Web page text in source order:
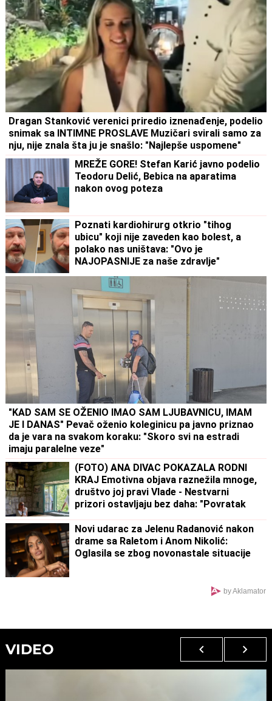
Dragan Stanković verenici priredio iznenađenje, podelio
snimak sa INTIMNE PROSLAVE Muzičari svirali samo za
nju, nije znala šta ju je snašlo: "Najlepše uspomene"
MREŽE GORE! Stefan Karić javno podelio
Teodoru Delić, Bebica na aparatima
nakon ovog poteza
Poznati kardiohirurg otkrio "tihog
ubicu" koji nije zaveden kao bolest, a
polako nas uništava: "Ovo je
NAJOPASNIJE za naše zdravlje"
"KAD SAM SE OŽENIO IMAO SAM LJUBAVNICU, IMAM
JE I DANAS" Pevač oženio koleginicu pa javno priznao
da je vara na svakom koraku: "Skoro svi na estradi
imaju paralelne veze"
(FOTO) ANA DIVAC POKAZALA RODNI
KRAJ Emotivna objava raznežila mnoge,
društvo joj pravi Vlade - Nestvarni
prizori ostavljaju bez daha: "Povratak
Novi udarac za Jelenu Radanović nakon
drame sa Raletom i Anom Nikolić:
Oglasila se zbog novonastale situacije
by Aklamator
VIDEO